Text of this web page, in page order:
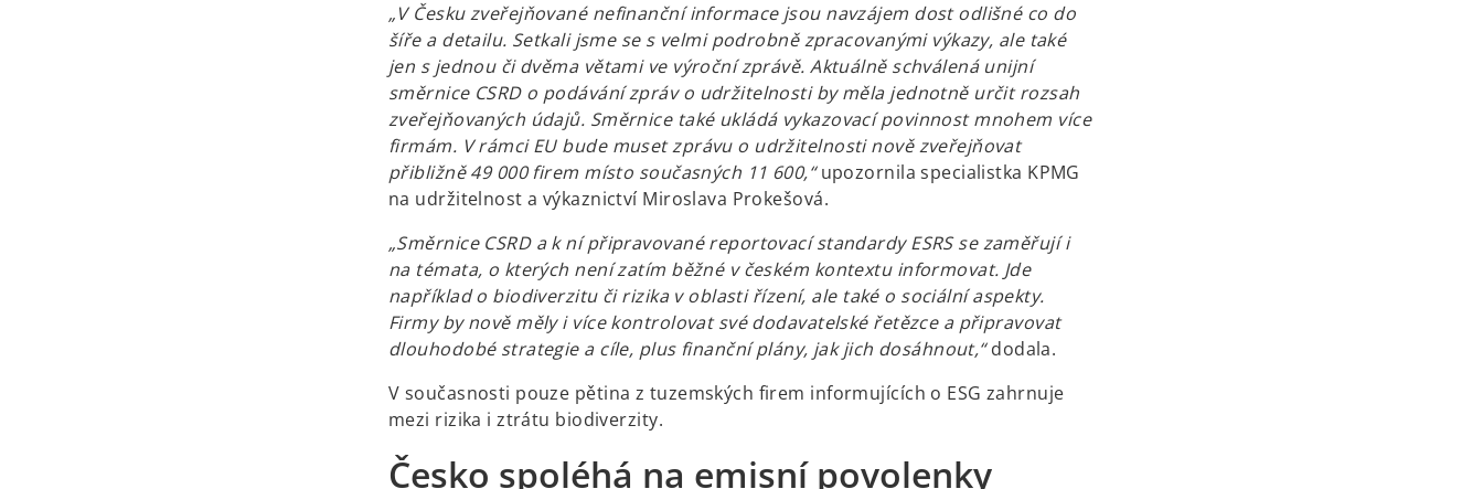
„V Česku zveřejňované nefinanční informace jsou navzájem dost odlišné co do
šíře a detailu. Setkali jsme se s velmi podrobně zpracovanými výkazy, ale také
jen s jednou či dvěma větami ve výroční zprávě. Aktuálně schválená unijní
směrnice CSRD o podávání zpráv o udržitelnosti by měla jednotně určit rozsah
zveřejňovaných údajů. Směrnice také ukládá vykazovací povinnost mnohem více
firmám. V rámci EU bude muset zprávu o udržitelnosti nově zveřejňovat
přibližně 49 000 firem místo současných 11 600,“upozornila specialistka KPMG
na udržitelnost a výkaznictví Miroslava Prokešová.
„Směrnice CSRD a k ní připravované reportovací standardy ESRS se zaměřují i
na témata, o kterých není zatím běžné v českém kontextu informovat. Jde
například o biodiverzitu či rizika v oblasti řízení, ale také o sociální aspekty.
Firmy by nově měly i více kontrolovat své dodavatelské řetězce a připravovat
dlouhodobé strategie a cíle, plus finanční plány, jak jich dosáhnout,“dodala.
V současnosti pouze pětina z tuzemských firem informujících o ESG zahrnuje
mezi rizika i ztrátu biodiverzity.
Česko spoléhá na emisní povolenky